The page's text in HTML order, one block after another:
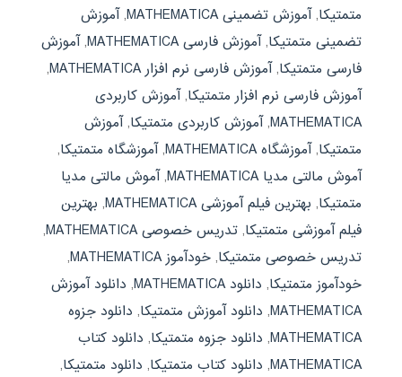
متمتیکا,آموزش تضمینی MATHEMATICA ,آموزش
تضمینی متمتیکا,آموزش فارسی MATHEMATICA ,آموزش
فارسی متمتیکا,آموزش فارسی نرم افزار MATHEMATICA
,
آموزش فارسی نرم افزار متمتیکا,آموزش کاربردی
MATHEMATICA
,آموزش کاربردی متمتیکا,آموزش
متمتیکا,آموزشگاه MATHEMATICA ,آموزشگاه متمتیکا,
آموش مالتی مدیا MATHEMATICA
,آموش مالتی مدیا
متمتیکا, بهترین فیلم آموزشی MATHEMATICA , بهترین
فیلم آموزشی متمتیکا, تدریس خصوصی MATHEMATICA
,
تدریس خصوصی متمتیکا, خودآموز MATHEMATICA
,
خودآموز متمتیکا, دانلود MATHEMATICA , دانلود آموزش
MATHEMATICA
, دانلود آموزش متمتیکا, دانلود جزوه
MATHEMATICA
, دانلود جزوه متمتیکا, دانلود کتاب
MATHEMATICA
, دانلود کتاب متمتیکا, دانلود متمتیکا,